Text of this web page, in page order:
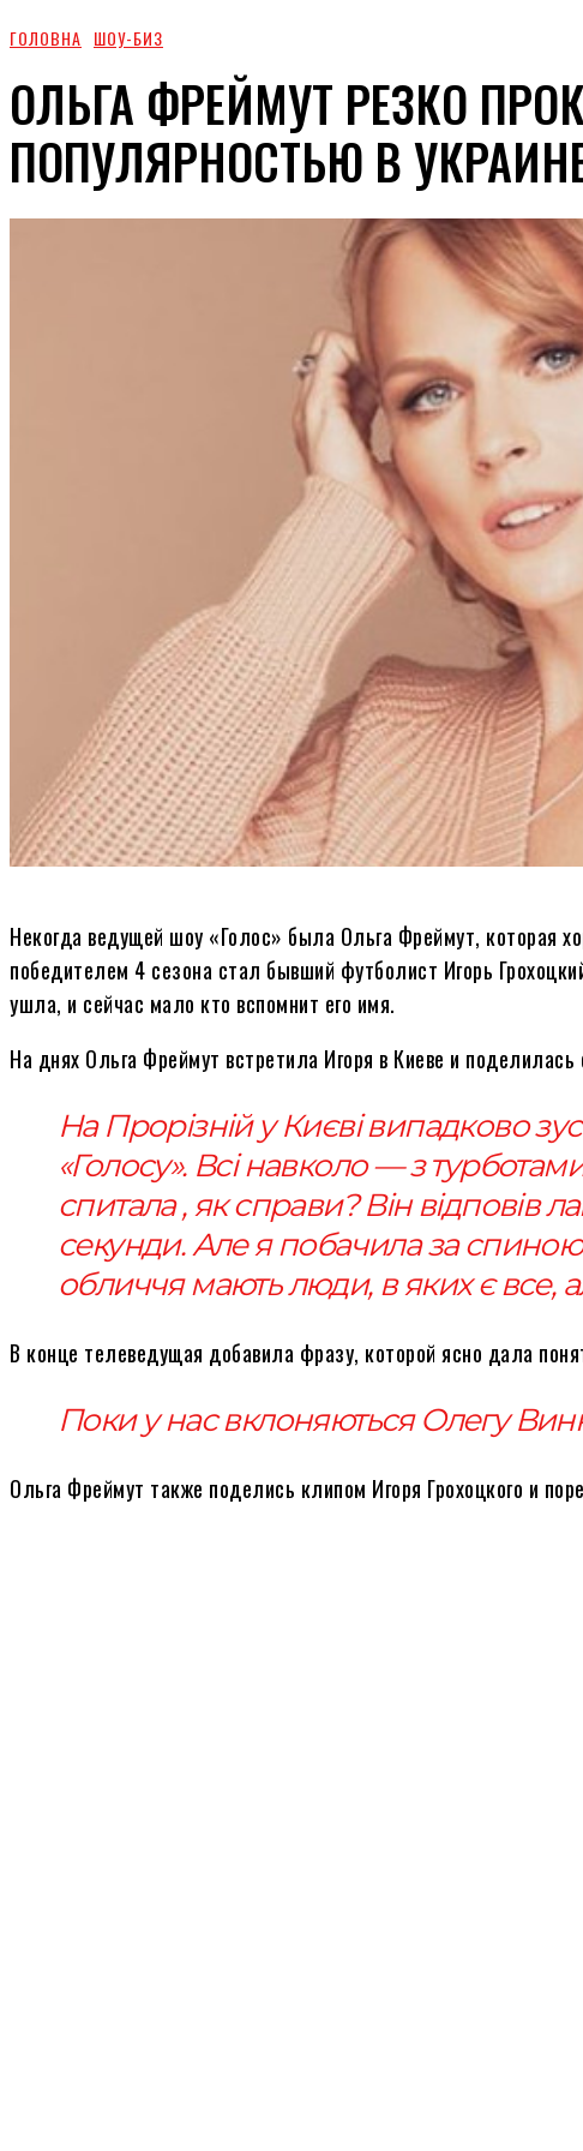
ГОЛОВНА ШОУ-БИЗ
ОЛЬГА ФРЕЙМУТ РЕЗКО
ПОПУЛЯРНОСТЬЮ В
Некогда ведущей шоу «Голос» была Ольга Фреймут, которая
победителем 4 сезона стал бывший футболист Игорь
ушла, и сейчас мало кто вспомнит его имя.
На днях Ольга Фреймут встретила Игоря в Киеве и
На Прорізній у Києві випадково
«Голосу». Всі навколо — з
спитала , як справи? Він відповів
секунди. Але я побачила за спиною
обличчя мають люди, в яких є все,
В конце телеведущая добавила фразу, которой ясно дала
Поки у нас вклоняються Олегу
Ольга Фреймут также поделись клипом Игоря Грохоцкого и